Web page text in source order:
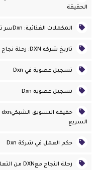
الحقيقة
المكملات الغذائية: Dxnسر تعزيز المناعة والطاقة والحماية من الأمراض
تاريخ شركة DXN: رحلة نجاح بدأت بفكرة وتحولت إلى علامة عالمي
تسجيل عضوية في Dxn
تسجيل عضوية Dxn
السريع
حكم العمل في شركة Dxn
رحلة النجاح معDXN من التعلم إلى القيادة والحرية المالية